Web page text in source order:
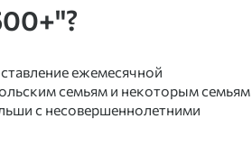
ежемесячной
семьям и некоторым семьям
с несовершеннолетними